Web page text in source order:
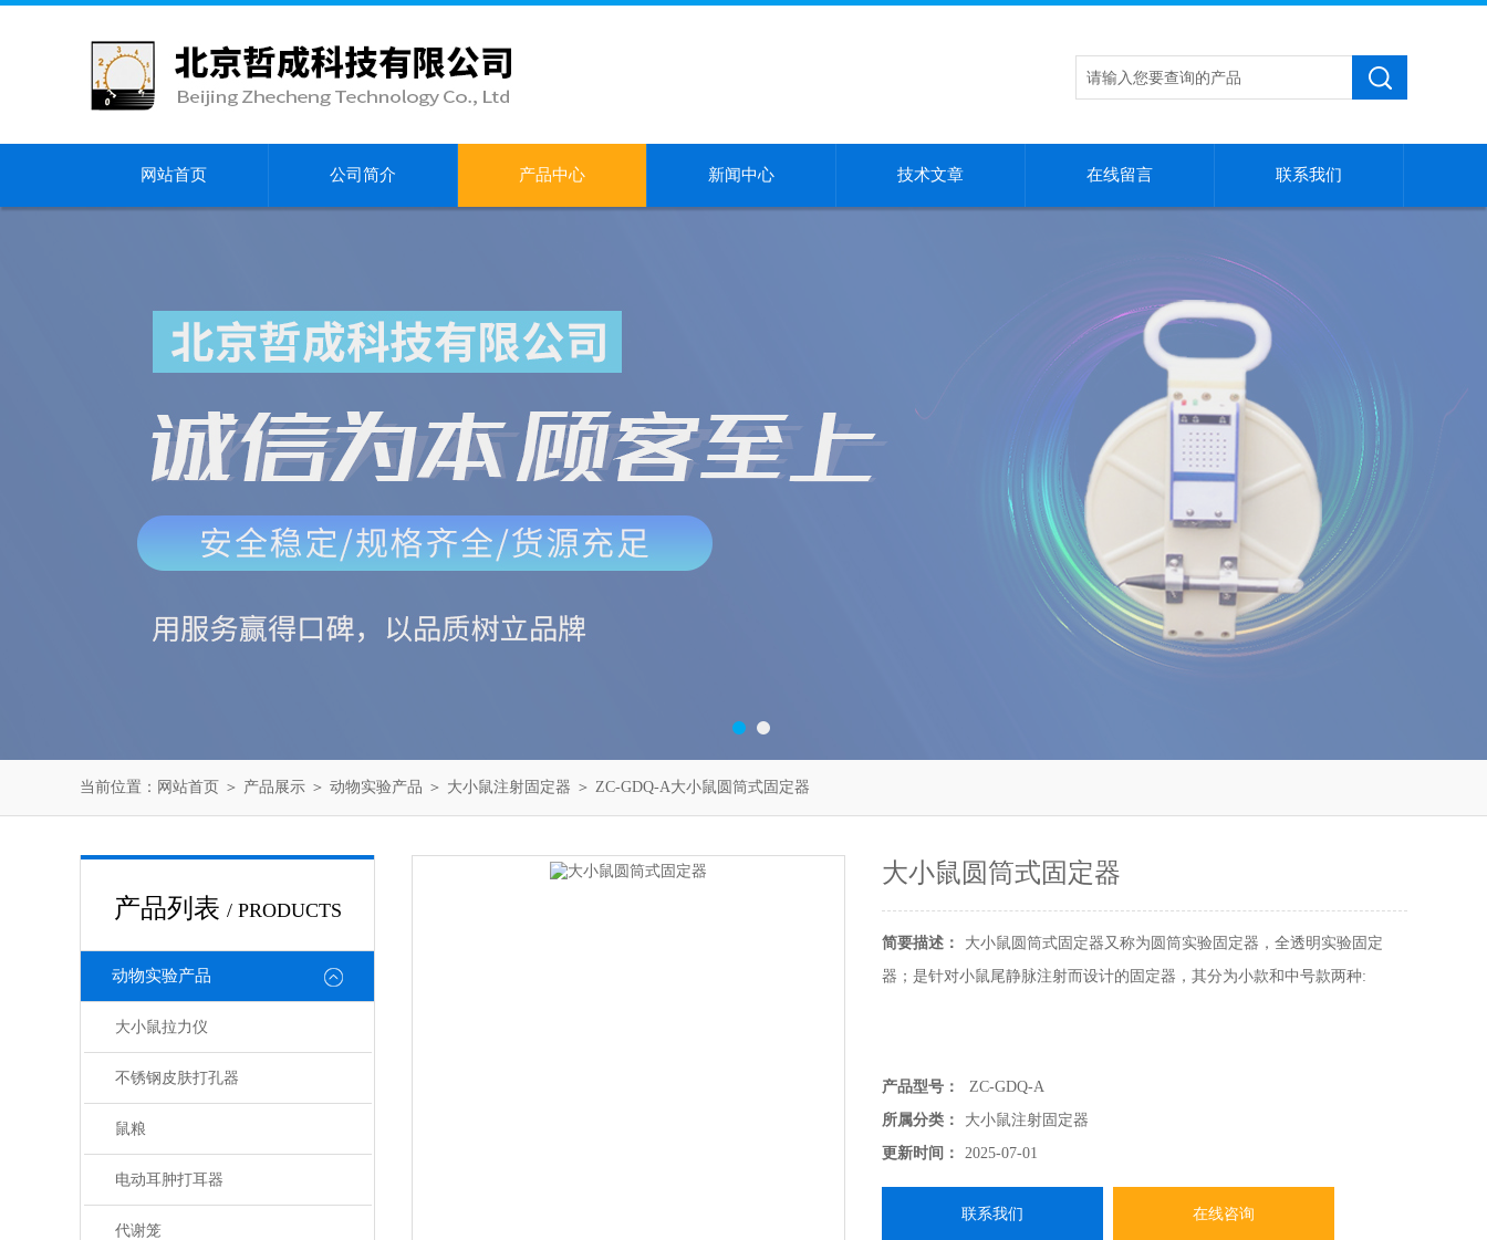
网站首页 公司简介 产品中心 新闻中心 技术文章 在线留言 联系我们
当前位置： 网站首页 ＞ 产品展示 ＞ 动物实验产品 ＞ 大小鼠注射固定器 ＞ ZC-GDQ-A大小鼠圆筒式固定器
产品列表 / PRODUCTS
动物实验产品
大小鼠拉力仪
不锈钢皮肤打孔器
鼠粮
电动耳肿打耳器
代谢笼
大小鼠圆筒式固定器
简要描述：
大小鼠圆筒式固定器又称为圆筒实验固定器，全透明实验固定
器；是针对小鼠尾静脉注射而设计的固定器，其分为小款和中号款两种:
产品型号：
ZC-GDQ-A
所属分类：
大小鼠注射固定器
更新时间：
2025-07-01
联系我们 在线咨询